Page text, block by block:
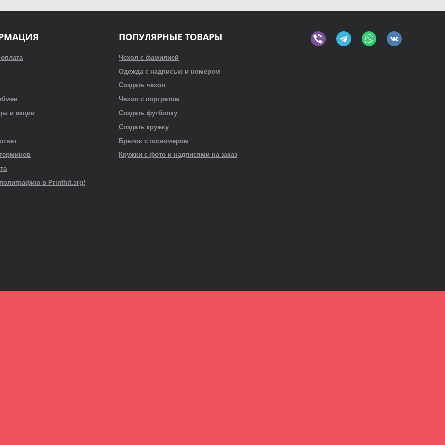
и акции
полиграфию в Printhit.org!
ПОПУЛЯРНЫЕ ТОВАРЫ
Чехол с фамилией
Одежда с надписью и номером
Создать чехол
Чехол с портретом
Создать футболку
Создать кружку
Брелок с госномером
Кружки с фото и надписями на заказ